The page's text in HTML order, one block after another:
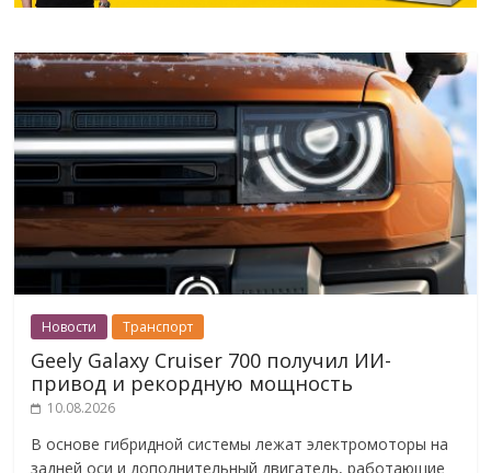
Новости Транспорт
Geely Galaxy Cruiser 700 получил ИИ-
привод и рекордную мощность
10.08.2026
В основе гибридной системы лежат электромоторы на
задней оси и дополнительный двигатель, работающие